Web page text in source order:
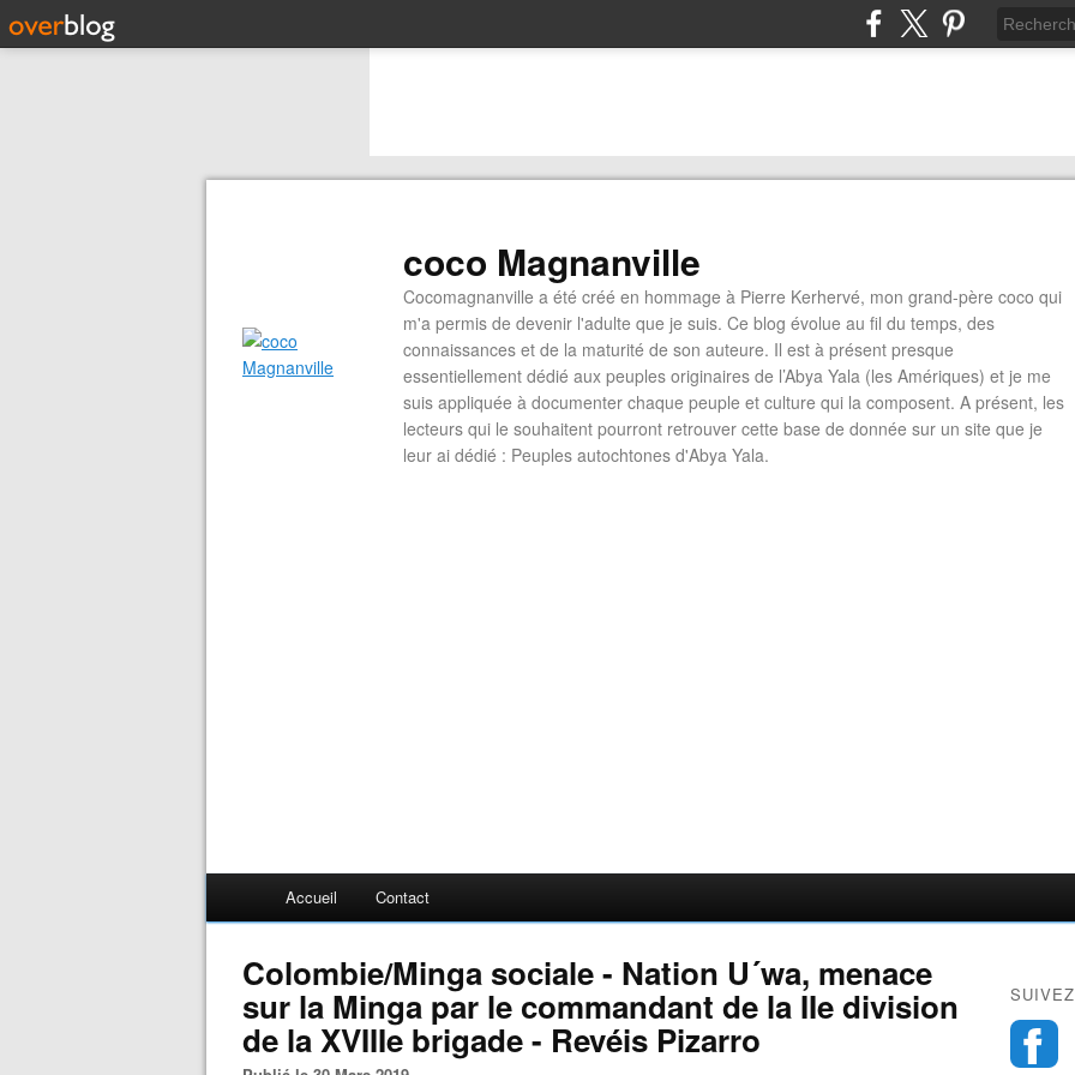
coco Magnanville
Cocomagnanville a été créé en hommage à Pierre Kerhervé, mon grand-père coco qui
m'a permis de devenir l'adulte que je suis. Ce blog évolue au fil du temps, des
connaissances et de la maturité de son auteure. Il est à présent presque
essentiellement dédié aux peuples originaires de l’Abya Yala (les Amériques) et je me
suis appliquée à documenter chaque peuple et culture qui la composent. A présent, les
lecteurs qui le souhaitent pourront retrouver cette base de donnée sur un site que je
leur ai dédié : Peuples autochtones d'Abya Yala.
Accueil Contact
Colombie/Minga sociale - Nation U´wa, menace
sur la Minga par le commandant de la IIe division
de la XVIIIe brigade - Revéis Pizarro